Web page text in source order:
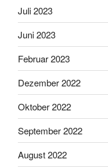
Juli 2023
Juni 2023
Februar 2023
Dezember 2022
Oktober 2022
September 2022
August 2022